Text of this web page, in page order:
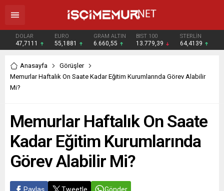
DOLAR
47,7111
EURO
55,1881
GRAM ALTIN
6.660,55
BIST 100
13.779,39
STERLİN
64,4139
Anasayfa
Görüşler
Memurlar Haftalık On Saate Kadar Eğitim Kurumlarında Görev Alabilir
Mi?
Memurlar Haftalık On Saate
Kadar Eğitim Kurumlarında
Görev Alabilir Mi?